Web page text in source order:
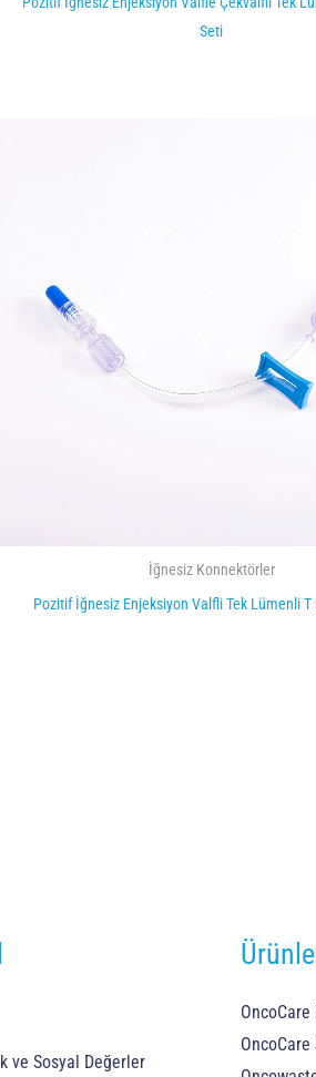
Seti
İğnesiz Konnektörler
Pozitif İğnesiz Enjeksiyon Valfli Tek Lümenli T
ve Sosyal Değerler
OncoCare